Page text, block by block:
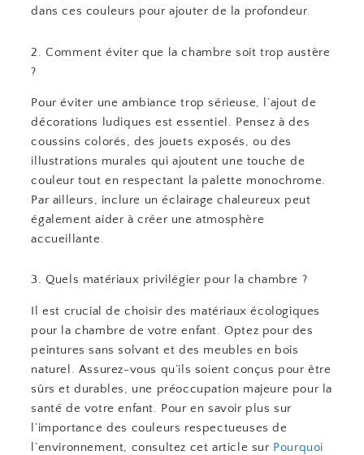
dans ces couleurs pour ajouter de la profondeur.
2. Comment éviter que la chambre soit trop austère
?
Pour éviter une ambiance trop sérieuse, l’ajout de
décorations ludiques est essentiel. Pensez à des
coussins colorés, des jouets exposés, ou des
illustrations murales qui ajoutent une touche de
couleur tout en respectant la palette monochrome.
Par ailleurs, inclure un éclairage chaleureux peut
également aider à créer une atmosphère
accueillante.
3. Quels matériaux privilégier pour la chambre ?
Il est crucial de choisir des matériaux écologiques
pour la chambre de votre enfant. Optez pour des
peintures sans solvant et des meubles en bois
naturel. Assurez-vous qu’ils soient conçus pour être
sûrs et durables, une préoccupation majeure pour la
santé de votre enfant. Pour en savoir plus sur
l’importance des couleurs respectueuses de
l’environnement, consultez cet article sur Pourquoi